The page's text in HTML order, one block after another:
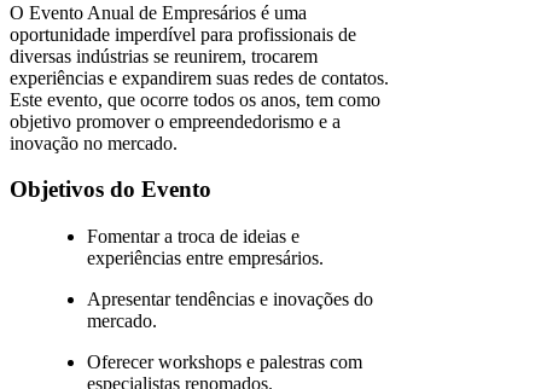
O Evento Anual de Empresários é uma
oportunidade imperdível para profissionais de
diversas indústrias se reunirem, trocarem
experiências e expandirem suas redes de contatos.
Este evento, que ocorre todos os anos, tem como
objetivo promover o empreendedorismo e a
inovação no mercado.
Objetivos do Evento
Fomentar a troca de ideias e
experiências entre empresários.
Apresentar tendências e inovações do
mercado.
Oferecer workshops e palestras com
especialistas renomados.